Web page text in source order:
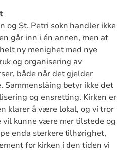
og St. Petri sokn handler ikke
går inn i én annen, men at
ny menighet med nye
og organisering av
både når det gjelder
Sammenslåing betyr ikke det
og ensretting. Kirken er
klarer å være lokal, og vi tror
vil kunne være mer tilstede og
enda sterkere tilhørighet,
for kirken i den tiden vi